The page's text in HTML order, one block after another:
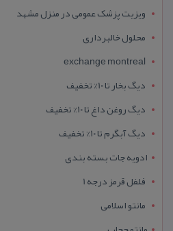
ویزیت پزشک عمومی در منزل مشهد
محلول خالبرداری
exchange montreal
دیگ بخار تا 10% تخفیف
دیگ روغن داغ تا 10% تخفیف
دیگ آبگرم تا 10% تخفیف
ادویه جات بسته بندی
فلفل قرمز درجه 1
مانتو اسلامی